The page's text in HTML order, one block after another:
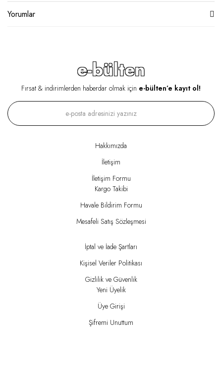
Yorumlar
e-bülten
Fırsat & indirimlerden haberdar olmak için e-bülten’e kayıt ol!
Hakkımızda
İletişim
İletişim Formu
Kargo Takibi
Havale Bildirim Formu
Mesafeli Satış Sözleşmesi
İptal ve İade Şartları
Kişisel Veriler Politikası
Gizlilik ve Güvenlik
Yeni Üyelik
Üye Girişi
Şifremi Unuttum